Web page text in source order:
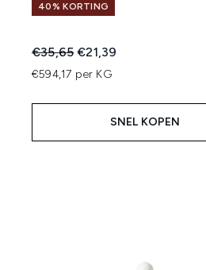
40% KORTING
Recommended Retail Price:
€35,65Huidige prijs:
€21,39
€594,17 per KG
SNEL KOPEN